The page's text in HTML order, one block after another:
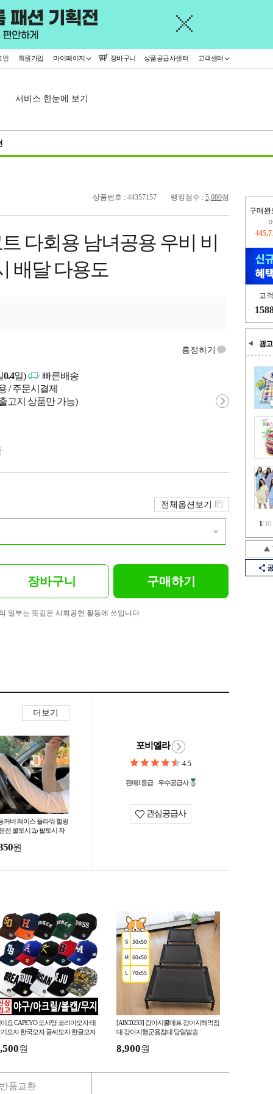
인 회원가입 마이페이지 장바구니 상품공급사센터 고객센터
서비스 한눈에 보기
구매완
오
고
광고
1/10
상품번호 : 44357157 랭킹점수 : 5,080점
다회용 남녀공용 우비 비
배달 다용도
흥정하기
0.4일)
빠른배송
/ 주문시결제
고지 상품만 가능)
전체옵션보기
장바구니 구매하기
일부는 뜻깊은 사회공헌 활동에 쓰입니다
더보기
커버 레이스 플라워 헐렁
전 쿨토시 2p 팔토시 자
원
포비엘라
4.5
판매1등급 우수공급사
관심공급사
요 CAPEYO 도시명 코리아모자 태
모자 한국모자 글씨모자 한글모자
원
[ABC0233] 강아지쿨매트 강아지해먹침
대 강아지행군용침대 당일발송
8,900원
반품교환